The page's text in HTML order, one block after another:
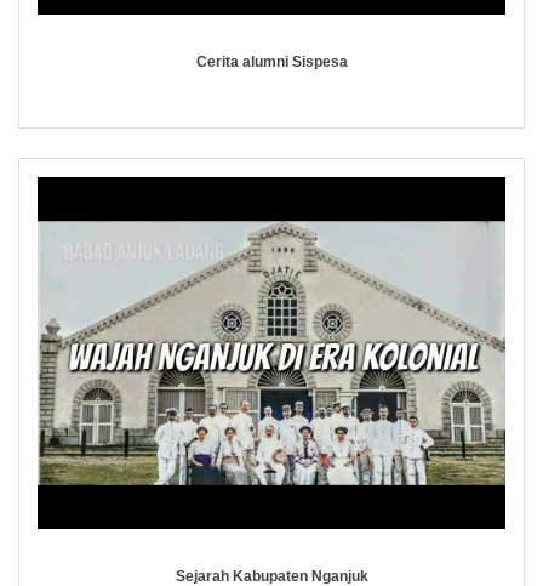
Cerita alumni Sispesa
Sejarah Kabupaten Nganjuk